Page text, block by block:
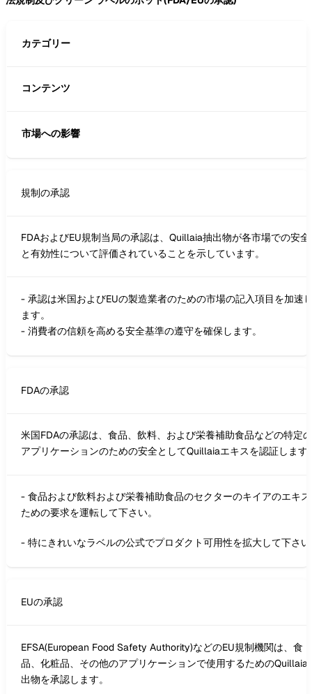
カテゴリー
コンテンツ
市場への影響
規制の承認
FDAおよびEU規制当局の承認は、Quillaia抽出物が各市場での安全
と有効性について評価されていることを示しています。
- 承認は米国およびEUの製造業者のための市場の記入項目を加速
ます。
- 消費者の信頼を高める安全基準の遵守を確保します。
FDAの承認
米国FDAの承認は、食品、飲料、および栄養補助食品などの特定の
アプリケーションのための安全としてQuillaiaエキスを認証します
- 食品および飲料および栄養補助食品のセクターのキイアのエキ
ための要求を運転して下さい。
- 特にきれいなラベルの公式でプロダクト可用性を拡大して下さ
EUの承認
EFSA(European Food Safety Authority)などのEU規制機関は、食
品、化粧品、その他のアプリケーションで使用するためのQuillaia
出物を承認します。